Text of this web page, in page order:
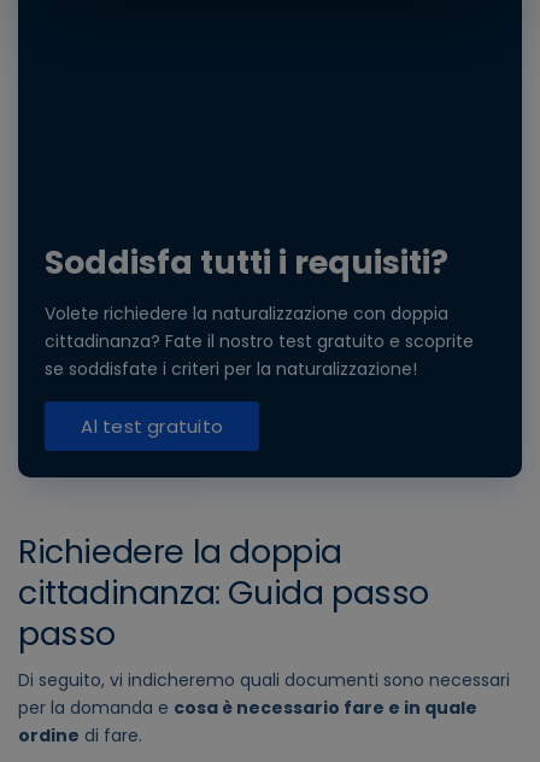
Soddisfa tutti i requisiti?
Volete richiedere la naturalizzazione con doppia
cittadinanza? Fate il nostro test gratuito e scoprite
se soddisfate i criteri per la naturalizzazione!
Al test gratuito
Richiedere la doppia
cittadinanza: Guida passo
passo
Di seguito, vi indicheremo quali documenti sono necessari
per la domanda e cosa è necessario fare e in quale
ordine di fare.